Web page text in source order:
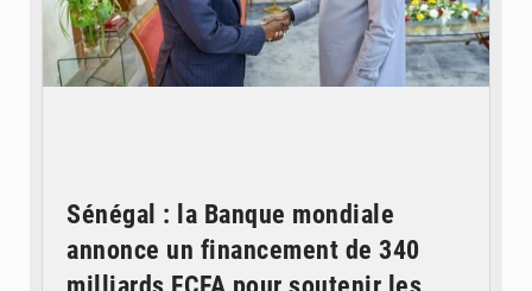
Sénégal : la Banque mondiale
annonce un financement de 340